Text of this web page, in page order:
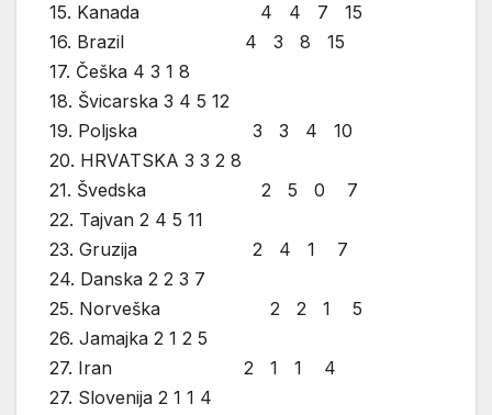
15. Kanada 4 4 7 15
16. Brazil 4 3 8 15
17. Češka 4 3 1 8
18. Švicarska 3 4 5 12
19. Poljska 3 3 4 10
20. HRVATSKA 3 3 2 8
21. Švedska 2 5 0 7
22. Tajvan 2 4 5 11
23. Gruzija 2 4 1 7
24. Danska 2 2 3 7
25. Norveška 2 2 1 5
26. Jamajka 2 1 2 5
27. Iran 2 1 1 4
27. Slovenija 2 1 1 4